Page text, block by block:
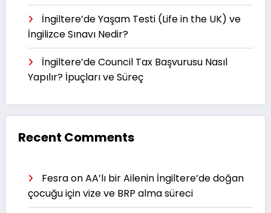
İngiltere’de Yaşam Testi (Life in the UK) ve
İngilizce Sınavı Nedir?
İngiltere’de Council Tax Başvurusu Nasıl
Yapılır? İpuçları ve Süreç
Recent Comments
FesraonAA’lı bir Ailenin İngiltere’de doğan
çocuğu için vize ve BRP alma süreci